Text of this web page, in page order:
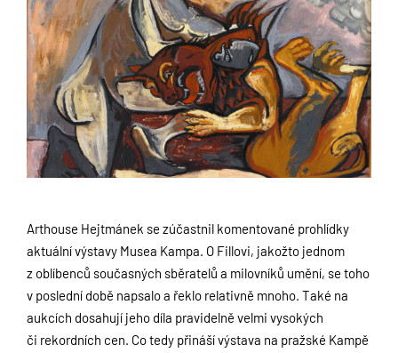
Arthouse Hejtmánek se zúčastnil komentované prohlídky
aktuální výstavy Musea Kampa. O Fillovi, jakožto jednom
z oblíbenců současných sběratelů a milovníků umění, se toho
v poslední době napsalo a řeklo relativně mnoho. Také na
aukcích dosahují jeho díla pravidelně velmi vysokých
či rekordních cen. Co tedy přináší výstava na pražské Kampě